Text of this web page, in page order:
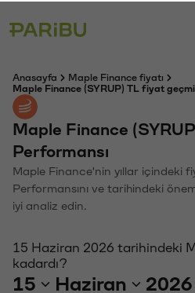
Anasayfa
Maple Finance fiyatı
Maple Finance (SYRUP) TL fiyat
Maple Finance
Performansı
Maple Finance'nin yıllar içindeki
Performansını ve tarihindeki
iyi analiz edin.
15 Haziran 2026 tarihindeki
kadardı?
15 Haziran 2026